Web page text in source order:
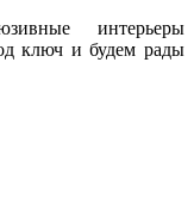
интерьеры
ключ и будем рады